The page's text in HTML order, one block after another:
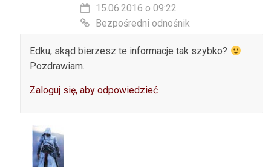
15.06.2016 o 09:22
Bezpośredni odnośnik
Edku, skąd bierzesz te informacje tak szybko?
Pozdrawiam.
Zaloguj się, aby odpowiedzieć